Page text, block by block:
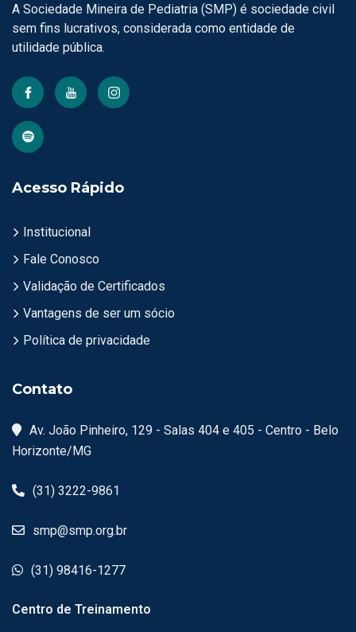
A Sociedade Mineira de Pediatria (SMP) é sociedade civil
sem fins lucrativos, considerada como entidade de
utilidade pública.
Acesso Rápido
Institucional
Fale Conosco
Validação de Certificados
Vantagens de ser um sócio
Política de privacidade
Contato
Av. João Pinheiro, 129 - Salas 404 e 405 - Centro - Belo
Horizonte/MG
(31) 3222-9861
smp@smp.org.br
(31) 98416-1277
Centro de Treinamento